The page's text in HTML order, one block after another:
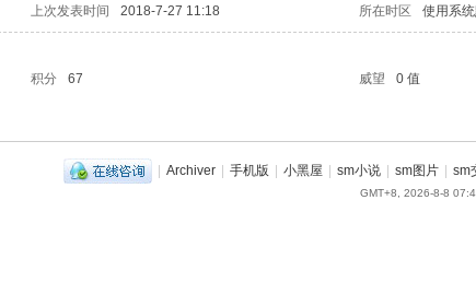
上次发表时间 2018-7-27 11:18 所在时区 使用系
积分 67 威望
0 值
| Archiver | 手机版 | 小黑屋 | sm小说 | sm图片 | sm
GMT+8, 2026-8-8